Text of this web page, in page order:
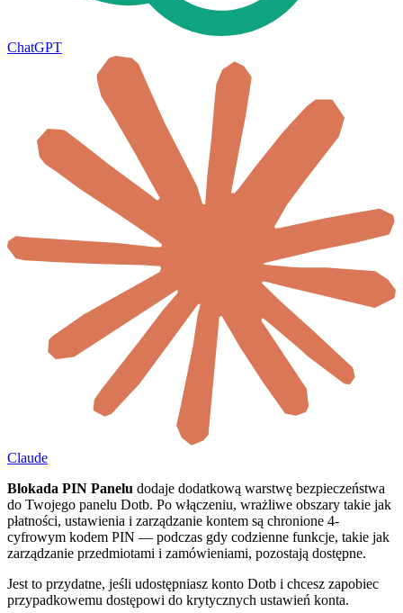
ChatGPT
Claude
Blokada PIN Panelu dodaje dodatkową warstwę bezpieczeństwa
do Twojego panelu Dotb. Po włączeniu, wrażliwe obszary takie jak
płatności, ustawienia i zarządzanie kontem są chronione 4-
cyfrowym kodem PIN — podczas gdy codzienne funkcje, takie jak
zarządzanie przedmiotami i zamówieniami, pozostają dostępne.
Jest to przydatne, jeśli udostępniasz konto Dotb i chcesz zapobiec
przypadkowemu dostępowi do krytycznych ustawień konta.